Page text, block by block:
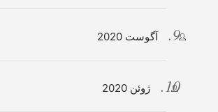
آگوست 2020
ژوئن 2020